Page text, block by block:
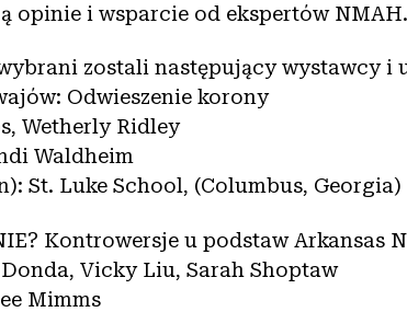
opinie i wsparcie od ekspertów NMAH.
zostali następujący wystawcy i
Odwieszenie korony
Wetherly Ridley
Waldheim
St. Luke School, (Columbus, Georgia)
Kontrowersje u podstaw Arkansas
Vicky Liu, Sarah Shoptaw
Mimms